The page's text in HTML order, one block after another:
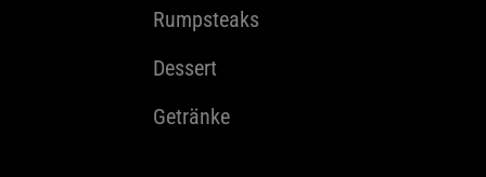
Rumpsteaks
Dessert
Getränke